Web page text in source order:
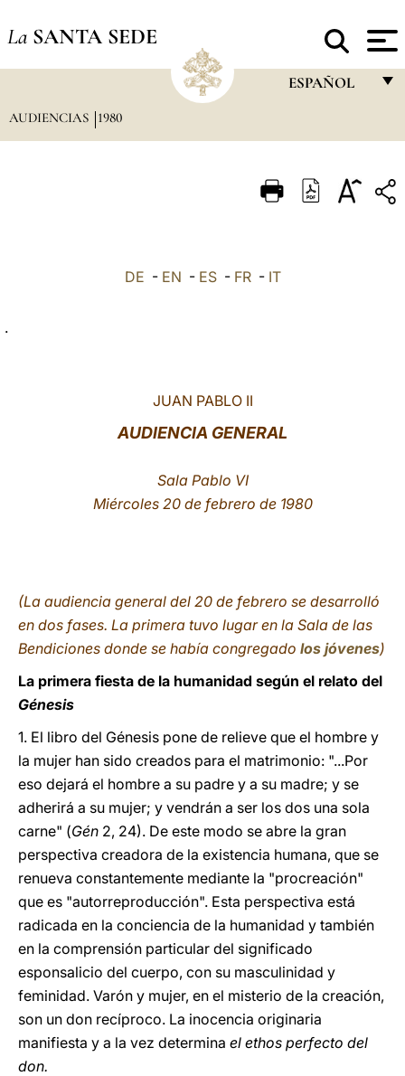
La SANTA SEDE
ESPAÑOL
ITALIANO
AUDIENCIAS 1980
DE - EN - ES- FR- IT
.
JUAN PABLO II
AUDIENCIA GENERAL
Sala Pablo VI
Miércoles 20 de febrero de 1980
(La audiencia general del 20 de febrero se desarrolló
en dos fases. La primera tuvo lugar en la Sala de las
Bendiciones donde se había congregado los jóvenes)
La primera fiesta de la humanidad según el relato del
Génesis
1. El libro del Génesis pone de relieve que el hombre y
la mujer han sido creados para el matrimonio: "...Por
eso dejará el hombre a su padre y a su madre; y se
adherirá a su mujer; y vendrán a ser los dos una sola
carne" (Gén 2, 24). De este modo se abre la gran
perspectiva creadora de la existencia humana, que se
renueva constantemente mediante la "procreación"
que es "autorreproducción". Esta perspectiva está
radicada en la conciencia de la humanidad y también
en la comprensión particular del significado
esponsalicio del cuerpo, con su masculinidad y
feminidad. Varón y mujer, en el misterio de la creación,
son un don recíproco. La inocencia originaria
manifiesta y a la vez determina el ethos perfecto del
don.